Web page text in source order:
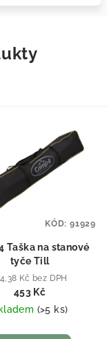
Taška na stanové
tyče Till
Kč bez DPH
453 Kč
(>5 ks)
KÓD: 91929